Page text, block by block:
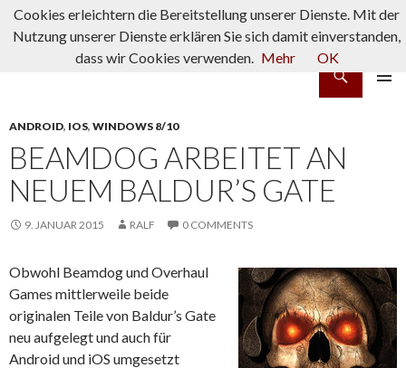
ANDROID, IOS, WINDOWS 8/10
BEAMDOG ARBEITET AN
NEUEM BALDUR’S GATE
9. JANUAR 2015 RALF 0 COMMENTS
Obwohl Beamdog und Overhaul
Games mittlerweile beide
originalen Teile von Baldur’s Gate
neu aufgelegt und auch für
Android und iOS umgesetzt
Cookies erleichtern die Bereitstellung unserer Dienste. Mit der
Nutzung unserer Dienste erklären Sie sich damit einverstanden,
dass wir Cookies verwenden. Mehr OK